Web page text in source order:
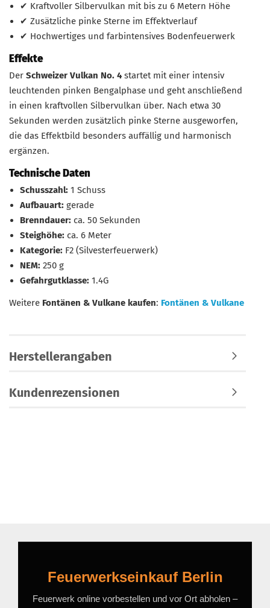
✔ Kraftvoller Silbervulkan mit bis zu 6 Metern Höhe
✔ Zusätzliche pinke Sterne im Effektverlauf
✔ Hochwertiges und farbintensives Bodenfeuerwerk
Effekte
Der Schweizer Vulkan No. 4startet mit einer intensiv
leuchtenden pinken Bengalphase und geht anschließend
in einen kraftvollen Silbervulkan über. Nach etwa 30
Sekunden werden zusätzlich pinke Sterne ausgeworfen,
die das Effektbild besonders auffällig und harmonisch
ergänzen.
Technische Daten
Schusszahl: 1 Schuss
Aufbauart: gerade
Brenndauer: ca. 50 Sekunden
Steighöhe: ca. 6 Meter
Kategorie: F2 (Silvesterfeuerwerk)
NEM: 250 g
Gefahrgutklasse: 1.4G
Weitere Fontänen & Vulkane kaufen: Fontänen & Vulkane
Herstellerangaben
Kundenrezensionen
Feuerwerkseinkauf Berlin
Feuerwerk online vorbestellen und vor Ort abholen –